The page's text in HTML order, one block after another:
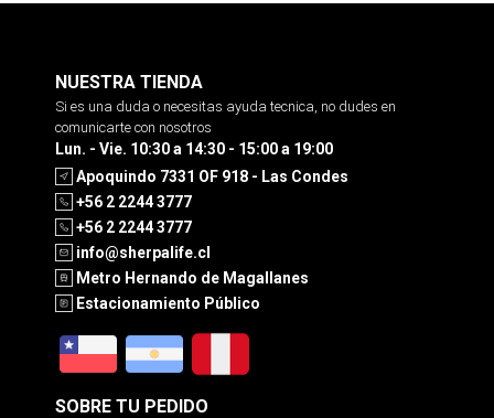
NUESTRA TIENDA
Si es una duda o necesitas ayuda tecnica, no dudes en
comunicarte con nosotros
Lun. - Vie. 10:30 a 14:30 - 15:00 a 19:00
Apoquindo 7331 OF 918 - Las Condes
+56 2 2244 3777
+56 2 2244 3777
info@sherpalife.cl
Metro Hernando de Magallanes
Estacionamiento Público
SOBRE TU PEDIDO